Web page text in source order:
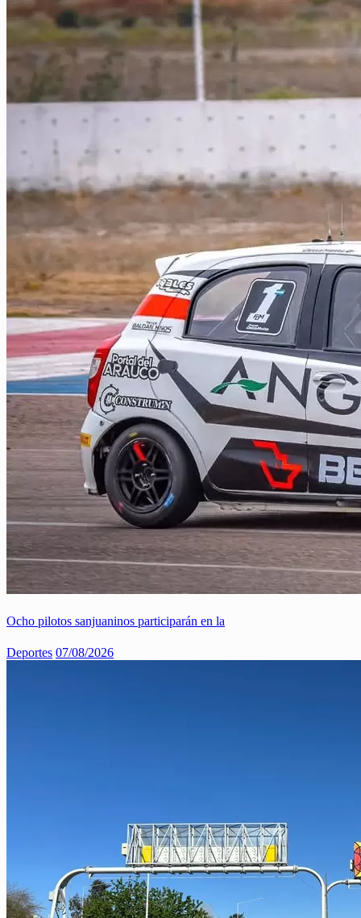
Ocho pilotos sanjuaninos participarán en la
Deportes 07/08/2026